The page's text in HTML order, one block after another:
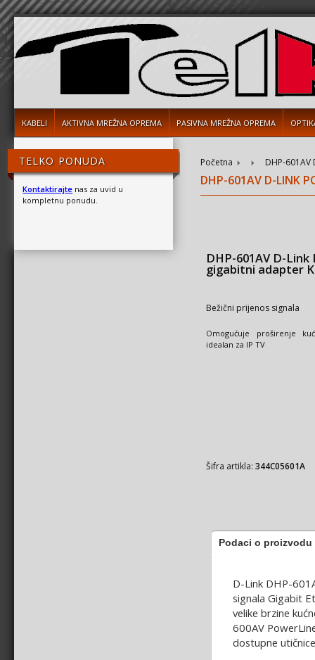
KABELI AKTIVNA MREŽNA OPREMA PASIVNA MREŽNA OPREMA
TELKO PONUDA
Kontaktirajte nas za uvid u
kompletnu ponudu.
Početna DHP-
DHP-601AV D-LINK
DHP-601AV D-
gigabitni adapter
Bežični prijenos signala
Omogućuje proširenje
idealan za IP TV
Šifra artikla:344C05601A
Podaci o proizvodu
D-Link DHP-
signala Gigabit
velike brzine
600AV
dostupne